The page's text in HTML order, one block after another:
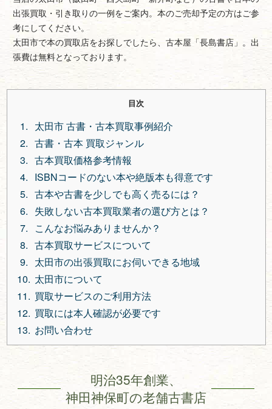
出張買取・引き取りの一例をご案内。本のご売却予定の方はご参
考にしてください。
太田市で本の買取店をお探しでしたら、古本屋「長島書店」。出
張費は無料となっております。
目次
太田市 古書・古本買取事例紹介
古書・古本 買取ジャンル
古本買取価格参考情報
ISBNコードのない本や絶版本も得意です
古本や古書を少しでも高く売るには？
失敗しない古本買取業者の選び方とは？
こんなお悩みありませんか？
古本買取サービスについて
太田市の出張買取にお伺いできる地域
太田市について
買取サービスのご利用方法
買取には本人確認が必要です
お問い合わせ
明治35年創業、
神田神保町の老舗古書店